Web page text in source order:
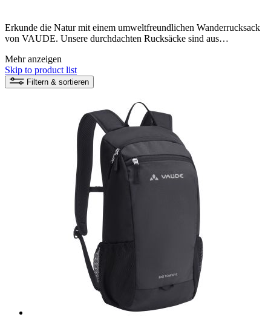
Erkunde die Natur mit einem umweltfreundlichen Wanderrucksack
von VAUDE. Unsere durchdachten Rucksäcke sind aus
Tragekomfort für kleine und große Wanderungen.
Mehr anzeigen
Skip to product list
Filtern & sortieren